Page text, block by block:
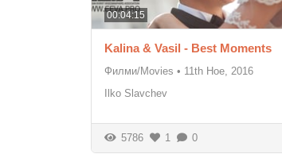
00:04:15
Kalina & Vasil - Best Moments
Филми/Movies • 11th Ное, 2016
Ilko Slavchev
5786 1 0